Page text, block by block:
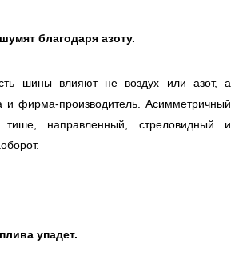
благодаря азоту.
шины влияют не воздух или азот, а
и фирма-производитель. Асимметричный
направленный, стреловидный и
упадет.